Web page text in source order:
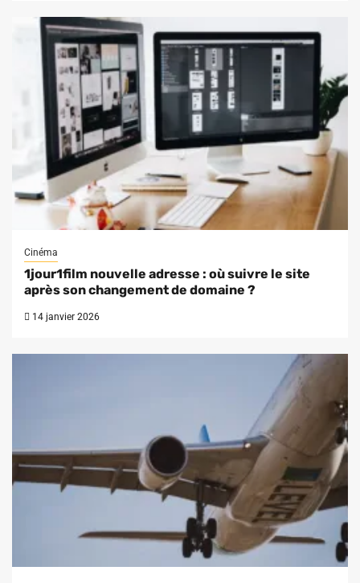
Cinéma
1jour1film nouvelle adresse : où suivre le site
après son changement de domaine ?
14 janvier 2026